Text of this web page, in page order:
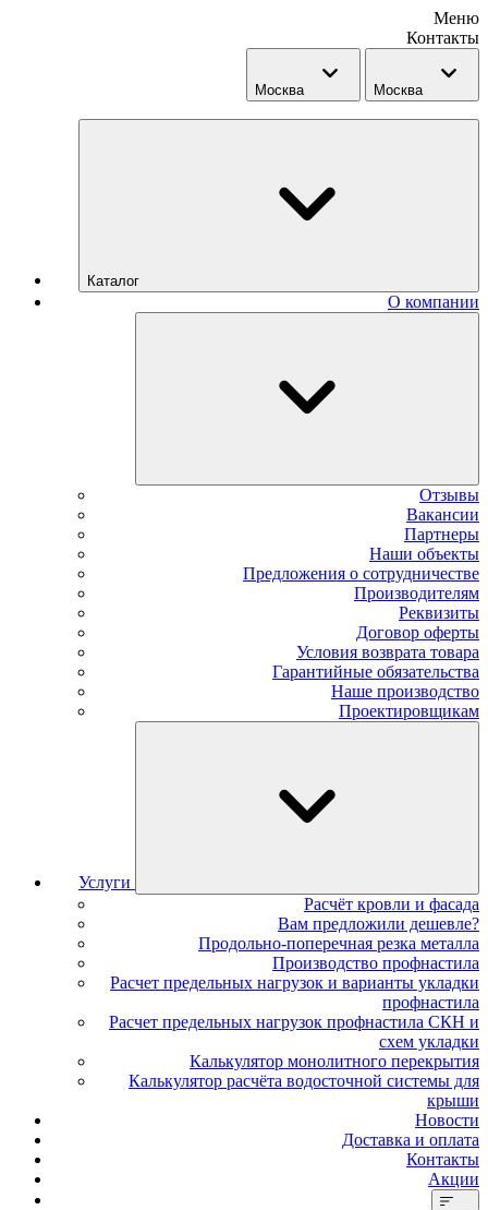
Меню
Контакты
Москва Москва
Каталог
О компании
Отзывы
Вакансии
Партнеры
Наши объекты
Предложения о сотрудничестве
Производителям
Реквизиты
Договор оферты
Условия возврата товара
Гарантийные обязательства
Наше производство
Проектировщикам
Услуги
Расчёт кровли и фасада
Вам предложили дешевле?
Продольно-поперечная резка металла
Производство профнастила
Расчет предельных нагрузок и варианты укладки
профнастила
Расчет предельных нагрузок профнастила СКН и
схем укладки
Калькулятор монолитного перекрытия
Калькулятор расчёта водосточной системы для
крыши
Новости
Доставка и оплата
Контакты
Акции